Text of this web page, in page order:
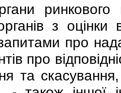
ринкового
з оцiнки
про
про
та